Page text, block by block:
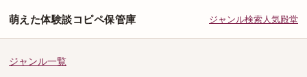
萌えた体験談コピペ保管庫 ジャンル検索人気殿堂
ジャンル一覧